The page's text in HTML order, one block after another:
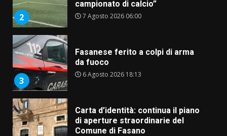
2
campionato di calcio”
7 Agosto 2026 06:00
3
Fasanese ferito a colpi di arma
da fuoco
6 Agosto 2026 18:13
Carta d’identità: continua il piano
di aperture straordinarie del
Comune di Fasano